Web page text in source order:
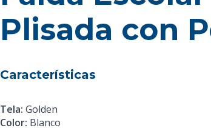
Plisada con
Características
Tela: Golden
Color: Blanco